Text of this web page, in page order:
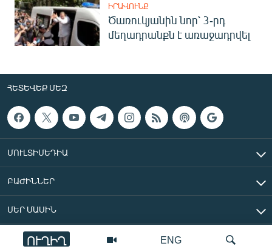
ENG
ՈՒՂԻՂ
ԻՐԱՎՈՒՆՔ
Ծառուկյանին նոր՝ 3-րդ
մեղադրանքն է առաջադրվել
ՀԵՏԵՎԵՔ ՄԵԶ
ՄՈՒԼՏԻՄԵԴԻԱ
ԲԱԺԻՆՆԵՐ
ՄԵՐ ՄԱՍԻՆ
«Ազատ Եվրոպա/Ազատություն» ռադիոկայան © 2026